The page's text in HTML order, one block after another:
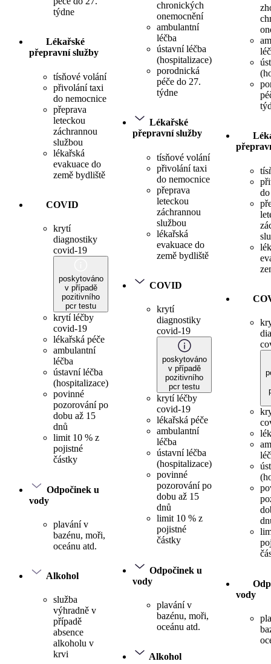
týdne
Lékařské
přepravní služby
tísňové volání
přivolání taxi
do nemocnice
přeprava
leteckou
záchrannou
službou
lékařská
evakuace do
země bydliště
COVID
krytí
diagnostiky
covid-19
poskytováno
v případě
pozitivního
pcr testu
krytí léčby
covid-19
lékařská péče
ambulantní
léčba
ústavní léčba
(hospitalizace)
povinné
pozorování po
dobu až 15
dnů
limit 10 % z
pojistné
částky
Odpočinek u
vody
plavání v
bazénu, moři,
oceánu atd.
Alkohol
služba
výhradně v
případě
absence
alkoholu v
krvi
chronických
onemocnění
ambulantní
léčba
ústavní léčba
(hospitalizace)
porodnická
péče do 27.
týdne
Lékařské
přepravní služby
tísňové volání
přivolání taxi
do nemocnice
přeprava
leteckou
záchrannou
službou
lékařská
evakuace do
země bydliště
COVID
krytí
diagnostiky
covid-19
poskytováno
v případě
pozitivního
pcr testu
krytí léčby
covid-19
lékařská péče
ambulantní
léčba
ústavní léčba
(hospitalizace)
povinné
pozorování po
dobu až 15
dnů
limit 10 % z
pojistné
částky
Odpočinek u
vody
plavání v
bazénu, moři,
oceánu atd.
Alkohol
vody